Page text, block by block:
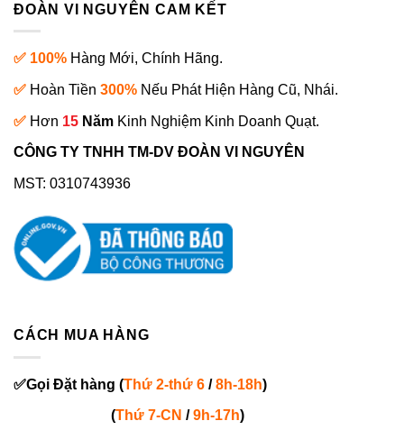
ĐOÀN VI NGUYÊN CAM KẾT
✅ 100% Hàng Mới, Chính Hãng.
✅ Hoàn Tiền 300% Nếu Phát Hiện Hàng Cũ, Nhái.
✅ Hơn 15 Năm Kinh Nghiệm Kinh Doanh Quạt.
CÔNG TY TNHH TM-DV ĐOÀN VI NGUYÊN
MST: 0310743936
CÁCH MUA HÀNG
✅Gọi Đặt hàng (Thứ 2-thứ 6 /8h-18h)
(Thứ 7-CN /9h-17h)